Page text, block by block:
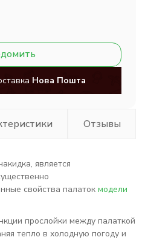
Нова Пошта
Отзывы
является
свойства палаток модели
прослойки между палаткой
тепло в холодную погоду и